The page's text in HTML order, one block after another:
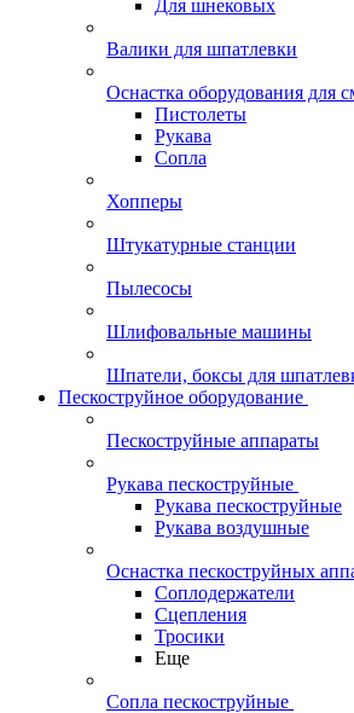
Для шнековых
Валики для шпатлевки
Оснастка оборудования для
Пистолеты
Рукава
Сопла
Хопперы
Штукатурные станции
Пылесосы
Шлифовальные машины
Шпатели, боксы для
Пескоструйное оборудование
Пескоструйные аппараты
Рукава пескоструйные
Рукава пескоструйные
Рукава воздушные
Оснастка пескоструйных
Соплодержатели
Сцепления
Тросики
Еще
Сопла пескоструйные